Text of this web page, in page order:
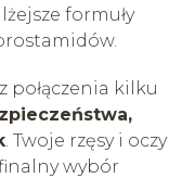
formuły
połączenia kilku
. Twoje rzęsy i oczy
wybór